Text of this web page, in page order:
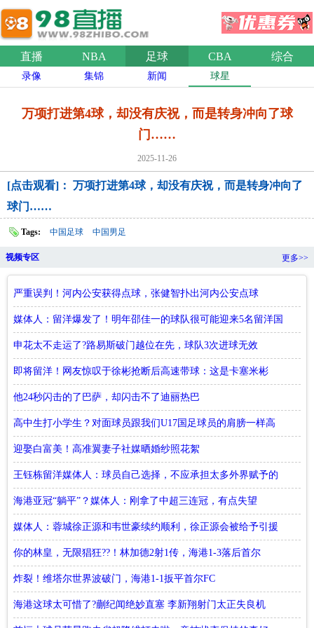
直播 NBA 足球 CBA 综合
录像 集锦 新闻 球星
万项打进第4球，却没有庆祝，而是转身冲向了球
门……
2025-11-26
[点击观看]： 万项打进第4球，却没有庆祝，而是转身冲向了
球门……
Tags: 中国足球 中国男足
视频专区 更多>>
严重误判！河内公安获得点球，张健智扑出河内公安点球
媒体人：留洋爆发了！明年邵佳一的球队很可能迎来5名留洋国
脚
申花太不走运了?路易斯破门越位在先，球队3次进球无效
即将留洋！网友惊叹于徐彬抢断后高速带球：这是卡塞米彬
吗？
他24秒闪击的了巴萨，却闪击不了迪丽热巴
高中生打小学生？对面球员跟我们U17国足球员的肩膀一样高
迎娶白富美！高准翼妻子社媒晒婚纱照花絮
王钰栋留洋媒体人：球员自己选择，不应承担太多外界赋予的
意义
海港亚冠“躺平”？媒体人：刚拿了中超三连冠，有点失望
媒体人：蓉城徐正源和韦世豪续约顺利，徐正源会被给予引援
话语权
你的林皇，无限猖狂??！林加德2射1传，海港1-3落后首尔
炸裂！维塔尔世界波破门，海港1-1扳平首尔FC
海港这球太可惜了?蒯纪闻绝妙直塞 李新翔射门太正失良机